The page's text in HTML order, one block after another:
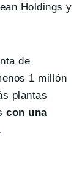
Holdings y
de
1 millón
plantas
con una